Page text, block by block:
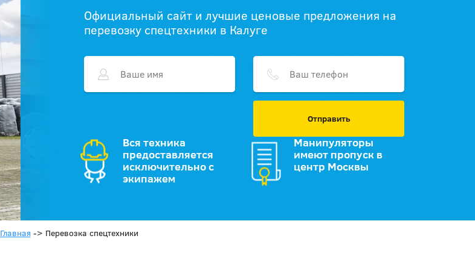
Официальный сайт и лучшие ценовые предложения на
перевозку спецтехники в Калуге
Отправить
Вся техника
предоставляется
исключительно с
экипажем
Манипуляторы
имеют пропуск в
центр Москвы
Главная -> Перевозка спецтехники